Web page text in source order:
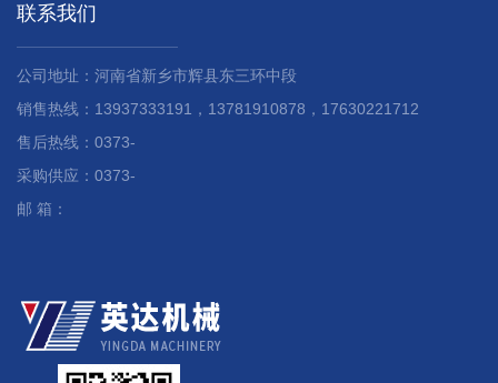
联系我们
公司地址：河南省新乡市辉县东三环中段
销售热线：13937333191，13781910878，17630221712
售后热线：0373-
采购供应：0373-
邮 箱：